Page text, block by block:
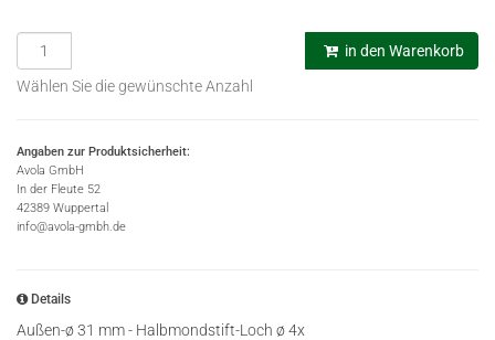
in den Warenkorb
Wählen Sie die gewünschte Anzahl
Angaben zur Produktsicherheit:
Avola GmbH
In der Fleute 52
42389 Wuppertal
info@avola-gmbh.de
Details
Außen-ø 31 mm - Halbmondstift-Loch ø 4x